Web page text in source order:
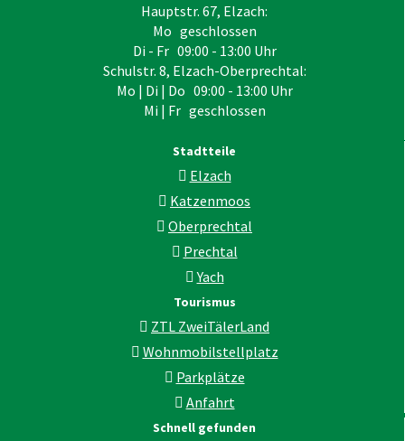
Hauptstr. 67, Elzach:
Mo geschlossen
Di - Fr 09:00 - 13:00 Uhr
Schulstr. 8, Elzach-Oberprechtal:
Mo | Di | Do 09:00 - 13:00 Uhr
Mi | Fr geschlossen
Stadtteile
Elzach
Katzenmoos
Oberprechtal
Prechtal
Yach
Tourismus
ZTL ZweiTälerLand
Wohnmobilstellplatz
Parkplätze
Anfahrt
Schnell gefunden